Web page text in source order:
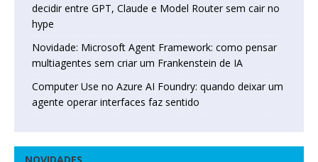
decidir entre GPT, Claude e Model Router sem cair no
hype
Novidade: Microsoft Agent Framework: como pensar
multiagentes sem criar um Frankenstein de IA
Computer Use no Azure AI Foundry: quando deixar um
agente operar interfaces faz sentido